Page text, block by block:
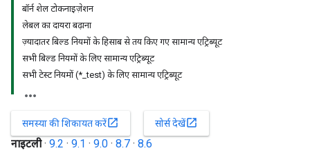
बॉर्न शेल टोकनाइज़ेशन
लेबल का दायरा बढ़ाना
ज़्यादातर बिल्ड नियमों के हिसाब से तय किए गए सामान्य एट्रिब्यूट
सभी बिल्ड नियमों के लिए सामान्य एट्रिब्यूट
सभी टेस्ट नियमों (*_test) के लिए सामान्य एट्रिब्यूट
समस्या की शिकायत करेंopen_in_new सोर्स देखेंopen_in_new
नाइटली · 9.2 · 9.1 · 9.0 · 8.7 · 8.6